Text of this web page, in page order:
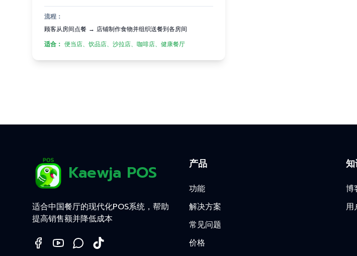
流程：
顾客从房间点餐 → 店铺制作食物并组织送餐到各房间
适合： 便当店、饮品店、沙拉店、咖啡店、健康餐厅
Kaewja POS
适合中国餐厅的现代化POS系统，帮助
提高销售额并降低成本
产品
功能
解决方案
常见问题
价格
博
用